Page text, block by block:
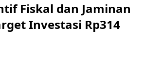
Fiskal dan Jaminan
Investasi Rp314